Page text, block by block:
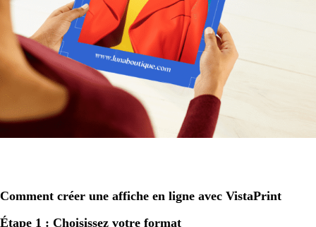
Comment créer une affiche en ligne avec VistaPrint
Étape 1 : Choisissez votre format